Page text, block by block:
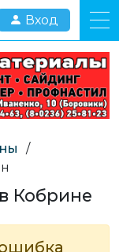
Вход
/
Кобрине